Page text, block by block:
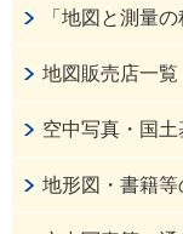
「地図と測量
地図販売店一覧
空中写真・国
地形図・書籍等